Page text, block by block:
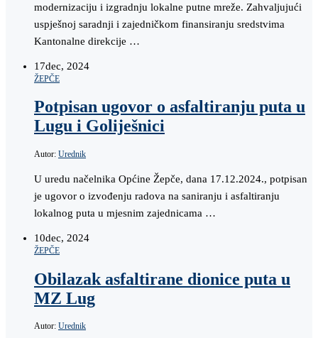
modernizaciju i izgradnju lokalne putne mreže. Zahvaljujući
uspješnoj saradnji i zajedničkom finansiranju sredstvima
Kantonalne direkcije …
17dec, 2024
ŽEPČE
Potpisan ugovor o asfaltiranju puta u
Lugu i Goliješnici
Autor: Urednik
U uredu načelnika Općine Žepče, dana 17.12.2024., potpisan
je ugovor o izvođenju radova na saniranju i asfaltiranju
lokalnog puta u mjesnim zajednicama …
10dec, 2024
ŽEPČE
Obilazak asfaltirane dionice puta u
MZ Lug
Autor: Urednik